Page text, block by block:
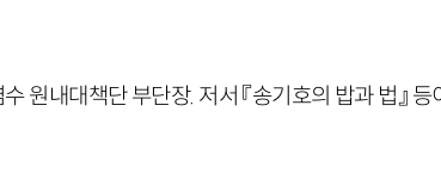
원내대책단 부단장. 저서 『송기호의 밥과 법』 등